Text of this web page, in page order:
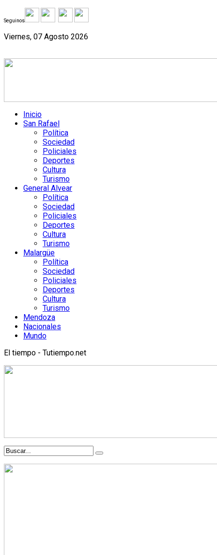
Seguinos
Viernes, 07 Agosto 2026
Inicio
San Rafael
Política
Sociedad
Policiales
Deportes
Cultura
Turismo
General Alvear
Política
Sociedad
Policiales
Deportes
Cultura
Turismo
Malargüe
Política
Sociedad
Policiales
Deportes
Cultura
Turismo
Mendoza
Nacionales
Mundo
El tiempo - Tutiempo.net